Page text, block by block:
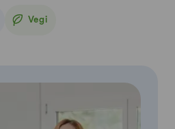
Vegi
Vegetarisch